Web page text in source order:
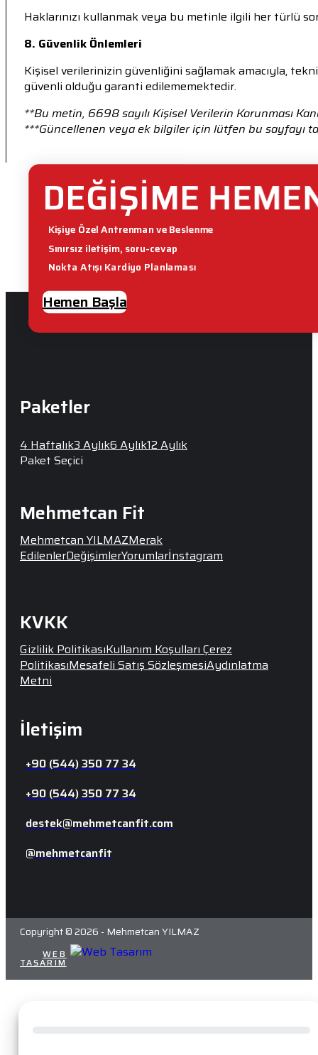
Haklarınızı kullanmak veya bu metinle ilgili her türlü
8. Güvenlik Önlemleri
Kişisel verilerinizin güvenliğini sağlamak amacıyla,
güvenli olduğu garanti edilememektedir.
**Bu metin, 6698 sayılı Kişisel Verilerin Korunması
***Güncellenen veya ek bilgiler için lütfen bu sayfayı
DEĞİŞİME
Kişiye Özel Antrenman ve Beslenme
Sınırsız iletişim, soru-cevap
Nokta Atışı Kardiyo Planlaması
Hemen Başla
Paketler
4 Haftalık3 Aylık6 Aylık12 Aylık
Paket Seçici
Mehmetcan Fit
Mehmetcan YILMAZMerak
EdilenlerDeğişimlerYorumlarİnstagram
KVKK
Gizlilik PolitikasıKullanım KoşullarıÇerez
PolitikasıMesafeli Satış SözleşmesiAydınlatma
Metni
İletişim
+90 (544) 350 77 34
+90 (544) 350 77 34
destek@mehmetcanfit.com
@mehmetcanfit
Copyright © 2026 - Mehmetcan YILMAZ
WEB
TASARIM